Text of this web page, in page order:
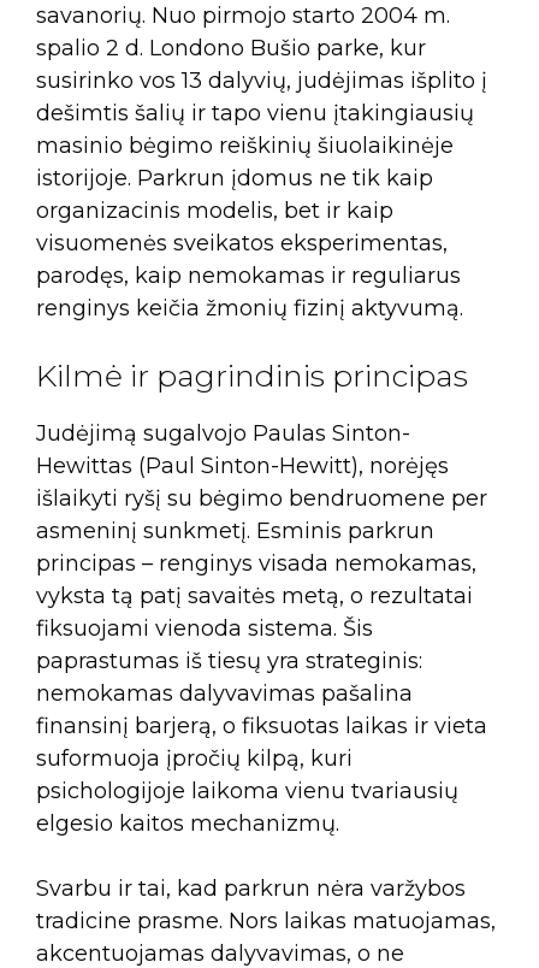
savanorių. Nuo pirmojo starto 2004 m.
spalio 2 d. Londono Bušio parke, kur
susirinko vos 13 dalyvių, judėjimas išplito į
dešimtis šalių ir tapo vienu įtakingiausių
masinio bėgimo reiškinių šiuolaikinėje
istorijoje. Parkrun įdomus ne tik kaip
organizacinis modelis, bet ir kaip
visuomenės sveikatos eksperimentas,
parodęs, kaip nemokamas ir reguliarus
renginys keičia žmonių fizinį aktyvumą.
Kilmė ir pagrindinis principas
Judėjimą sugalvojo Paulas Sinton-
Hewittas (Paul Sinton-Hewitt), norėjęs
išlaikyti ryšį su bėgimo bendruomene per
asmeninį sunkmetį. Esminis parkrun
principas – renginys visada nemokamas,
vyksta tą patį savaitės metą, o rezultatai
fiksuojami vienoda sistema. Šis
paprastumas iš tiesų yra strateginis:
nemokamas dalyvavimas pašalina
finansinį barjerą, o fiksuotas laikas ir vieta
suformuoja įpročių kilpą, kuri
psichologijoje laikoma vienu tvariausių
elgesio kaitos mechanizmų.
Svarbu ir tai, kad parkrun nėra varžybos
tradicine prasme. Nors laikas matuojamas,
akcentuojamas dalyvavimas, o ne